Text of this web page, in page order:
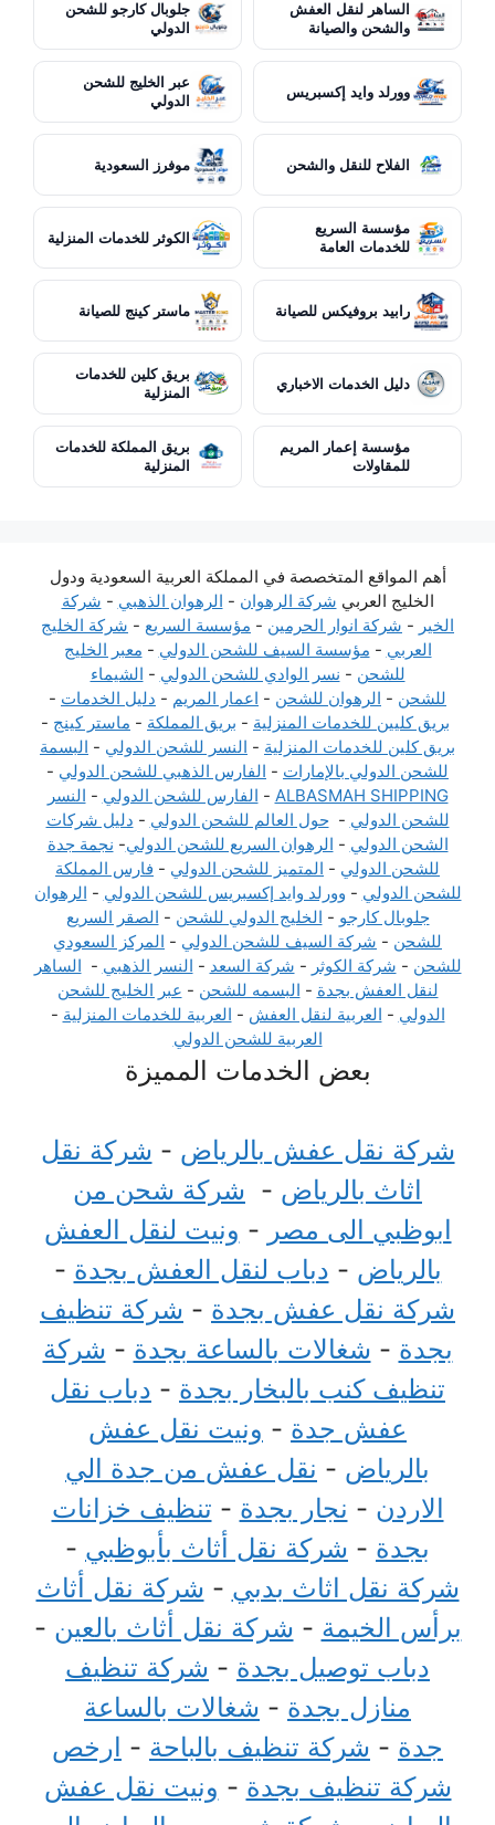
الساهر لنقل العفش
والشحن والصيانة
جلوبال كارجو للشحن
الدولي
وورلد وايد إكسبريس
عبر الخليج للشحن
الدولي
الفلاح للنقل والشحن موفرز السعودية
مؤسسة السريع
للخدمات العامة
الكوثر للخدمات المنزلية
رابيد بروفيكس للصيانة ماستر كينج للصيانة
دليل الخدمات الاخباري
بريق كلين للخدمات
المنزلية
مؤسسة إعمار المريم
للمقاولات
بريق المملكة للخدمات
المنزلية
أهم المواقع المتخصصة في المملكة العربية السعودية ودول
الخليج العربي شركة الرهوان - الرهوان الذهبي - شركة
الخير - شركة انوار الحرمين - مؤسسة السريع - شركة الخليج
العربي - مؤسسة السيف للشحن الدولي - معبر الخليج
للشحن - نسر الوادي للشحن الدولي - الشيماء
للشحن - الرهوان للشحن - اعمار المريم - دليل الخدمات -
بريق كليين للخدمات المنزلية - بريق المملكة - ماستر كينج -
بريق كلين للخدمات المنزلية - النسر للشحن الدولي - البسمة
للشحن الدولي بالإمارات - الفارس الذهبي للشحن الدولي -
ALBASMAH SHIPPING
- الفارس للشحن الدولي - النسر
للشحن الدولي -حول العالم للشحن الدولي - دليل شركات
الشحن الدولي - الرهوان السريع للشحن الدولي- نجمة جدة
للشحن الدولي - المتميز للشحن الدولي - فارس المملكة
للشحن الدولي - وورلد وايد إكسبريس للشحن الدولي - الرهوان
جلوبال كارجو - الخليج الدولي للشحن - الصقر السريع
للشحن - شركة السيف للشحن الدولي - المركز السعودي
للشحن - شركة الكوثر - شركة السعد - النسر الذهبي - الساهر
لنقل العفش بجدة - البسمه للشحن - عبر الخليج للشحن
الدولي - العربية لنقل العفش - العربية للخدمات المنزلية -
العربية للشحن الدولي
بعض الخدمات المميزة
شركة نقل عفش بالرياض - شركة نقل
اثاث بالرياض - شركة شحن من
ابوظبي الى مصر - ونيت لنقل العفش
بالرياض - دباب لنقل العفش بجدة -
شركة نقل عفش بجدة - شركة تنظيف
بجدة - شغالات بالساعة بجدة - شركة
تنظيف كنب بالبخار بجدة - دباب نقل
عفش جدة - ونيت نقل عفش
بالرياض - نقل عفش من جدة الي
الاردن - نجار بجدة - تنظيف خزانات
بجدة - شركة نقل أثاث بأبوظبي -
شركة نقل اثاث بدبي - شركة نقل أثاث
برأس الخيمة - شركة نقل أثاث بالعين -
دباب توصيل بجدة - شركة تنظيف
منازل بجدة - شغالات بالساعة
جدة - شركة تنظيف بالباحة - ارخص
شركة تنظيف بجدة - ونيت نقل عفش